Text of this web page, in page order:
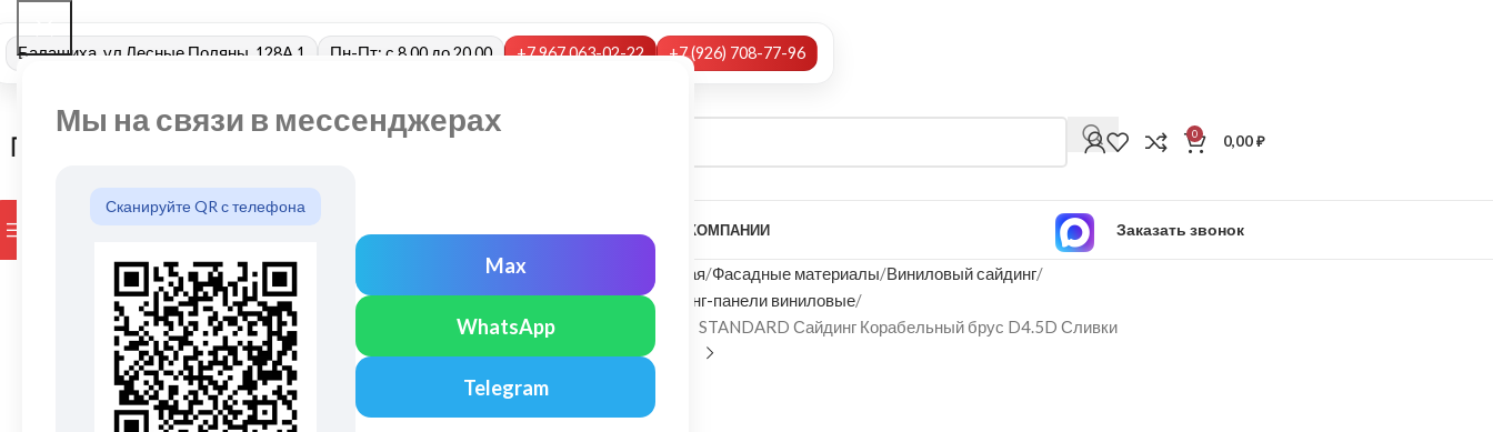
Мы на связи в мессенджерах
Сканируйте QR с телефона
Max
WhatsApp
Telegram
Балашиха, ул Лесные Поляны, 128А 1 Пн-Пт: с 8.00 до 20.00 +7 967 063-02-22 +7 (926) 708-77-96
0 0,00₽
ПРОСМОТР КАТЕГОРИЙ БРЕНДЫ О КОМПАНИИ Заказать звонок
Главная Фасадные материалы Виниловый сайдинг
Сайдинг-панели виниловые
Docke: STANDARD Сайдинг Корабельный брус D4.5D Сливки
Docke